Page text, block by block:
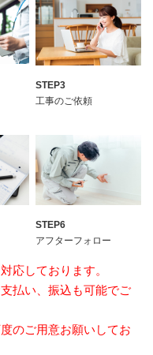
STEP3
工事のご依頼
STEP6
アフターフォロー
応しております。
払い、振込も可能でご
のご用意お願いしてお